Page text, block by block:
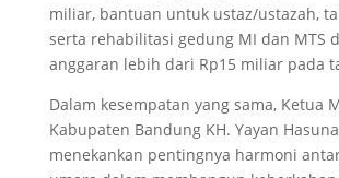
miliar, bantuan untuk ustaz/ustazah,
serta rehabilitasi gedung MI dan MTS
anggaran lebih dari Rp15 miliar pada
Dalam kesempatan yang sama, Ketua
Kabupaten Bandung KH. Yayan
menekankan pentingnya harmoni